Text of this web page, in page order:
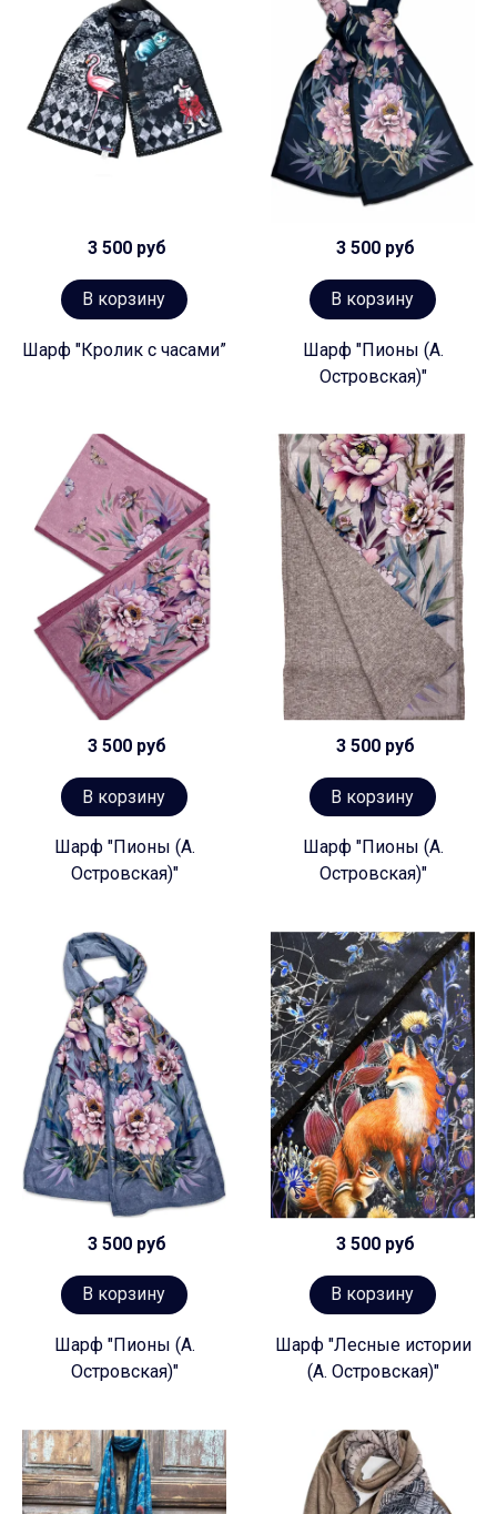
3 500 руб
В корзину
Шарф "Кролик с часами”
3 500 руб
В корзину
Шарф "Пионы (А.
Островская)"
3 500 руб
В корзину
Шарф "Пионы (А.
Островская)"
3 500 руб
В корзину
Шарф "Пионы (А.
Островская)"
3 500 руб
В корзину
Шарф "Пионы (А.
Островская)"
3 500 руб
В корзину
Шарф "Лесные истории
(А. Островская)"